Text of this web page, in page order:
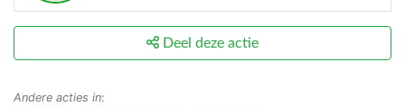
Deel deze actie
Andere acties in: